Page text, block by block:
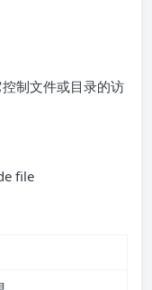
制文件或目录的访
file